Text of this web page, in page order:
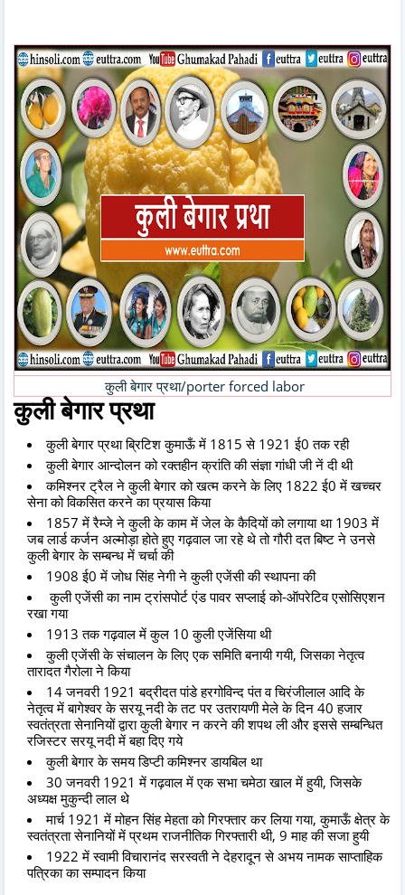
कुली बेगार प्रथा/porter forced labor
कुली बेगार प्रथा
कुली बेगार प्रथा ब्रिटिश कुमाऊँ में 1815 से 1921 ई0 तक रही
कुली बेगार आन्दोलन को रक्तहीन क्रांति की संज्ञा गांधी जी नें दी थी
कमिश्नर ट्रैल ने कुली बेगार को खत्म करने के लिए 1822 ई0 में खच्चर
सेना को विकसित करने का प्रयास किया
1857 में रैम्जे ने कुली के काम में जेल के कैदियों को लगाया था 1903 में
जब लार्ड कर्जन अल्मोड़ा होते हुए गढ़वाल जा रहे थे तो गौरी दत बिष्ट ने उनसे
कुली बेगार के सम्बन्ध में चर्चा की
1908 ई0 में जोध सिंह नेगी ने कुली एजेंसी की स्थापना की
कुली एजेंसी का नाम ट्रांसपोर्ट एंड पावर सप्लाई को-ऑपरेटिव एसोसिएशन
रखा गया
1913 तक गढ़वाल में कुल 10 कुली एजेंसिया थी
कुली एजेंसी के संचालन के लिए एक समिति बनायी गयी, जिसका नेतृत्व
तारादत गैरोला ने किया
14 जनवरी 1921 बद्रीदत पांडे हरगोविन्द पंत व चिरंजीलाल आदि के
नेतृत्व में बागेश्वर के सरयू नदी के तट पर उतरायणी मेले के दिन 40 हजार
स्वतंत्रता सेनानियों द्वारा कुली बेगार न करने की शपथ ली और इससे सम्बन्धित
रजिस्टर सरयू नदी में बहा दिए गये
कुली बेगार के समय डिप्टी कमिश्नर डायबिल था
30 जनवरी 1921 में गढ़वाल में एक सभा चमेठा खाल में हुयी, जिसके
अध्यक्ष मुकुन्दी लाल थे
मार्च 1921 में मोहन सिंह मेहता को गिरफ्तार कर लिया गया, कुमाऊँ क्षेत्र के
स्वतंत्रता सेनानियों में प्रथम राजनीतिक गिरफ्तारी थी, 9 माह की सजा हुयी
1922 में स्वामी विचारानंद सरस्वती ने देहरादून से अभय नामक साप्ताहिक
पत्रिका का सम्पादन किया